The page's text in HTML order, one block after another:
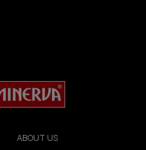
ABOUT US